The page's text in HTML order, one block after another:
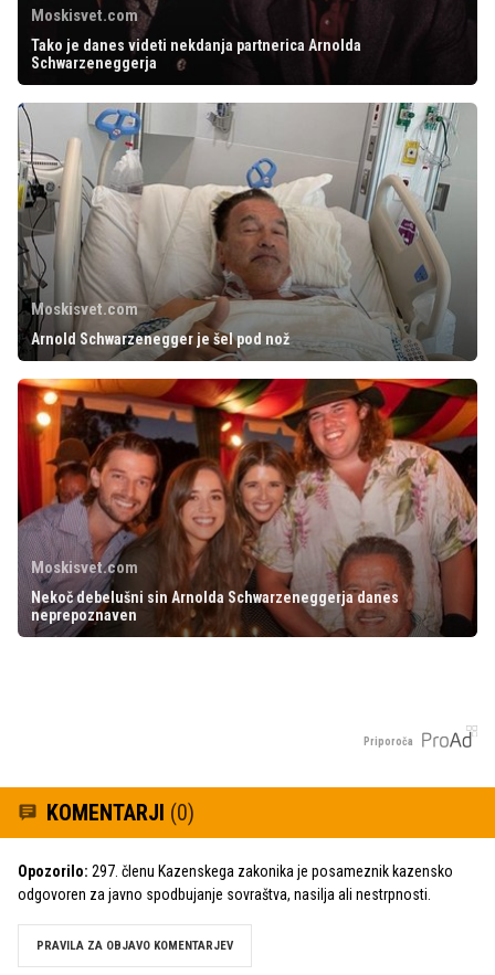
Moskisvet.com
Tako je danes videti nekdanja partnerica Arnolda
Schwarzeneggerja
Moskisvet.com
Arnold Schwarzenegger je šel pod nož
Moskisvet.com
Nekoč debelušni sin Arnolda Schwarzeneggerja danes
neprepoznaven
Priporoča
KOMENTARJI (0)
Opozorilo: 297. členu Kazenskega zakonika je posameznik kazensko
odgovoren za javno spodbujanje sovraštva, nasilja ali nestrpnosti.
PRAVILA ZA OBJAVO KOMENTARJEV